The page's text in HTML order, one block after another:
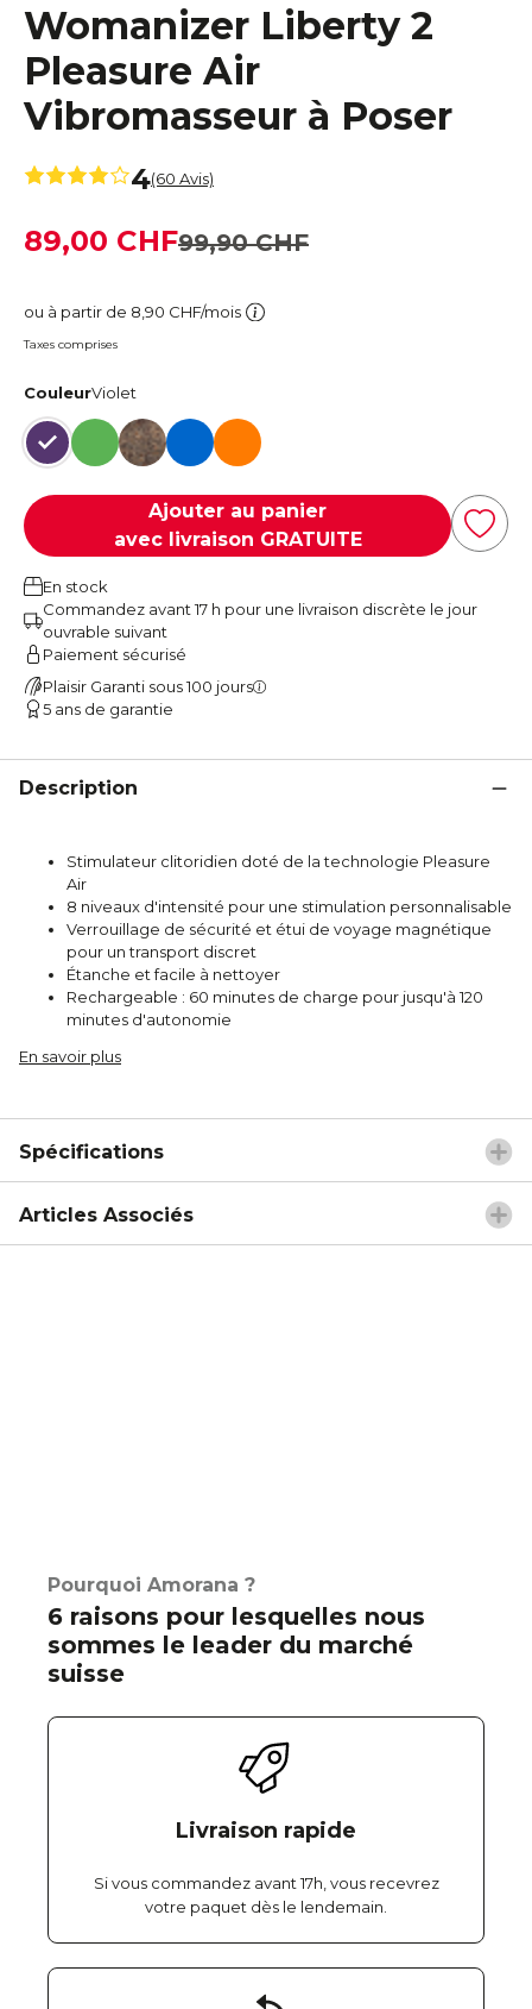
Womanizer Liberty 2
Pleasure Air
Vibromasseur à Poser
4(60 Avis)
99,90 CHF
89,00 CHF
ou à partir de 8,90 CHF/mois
Taxes comprises
CouleurViolet
Violet Imprimé animal Orange
Ajouter au panier
avec livraison GRATUITE
En stock
Commandez avant 17 h pour une livraison discrète le jour
ouvrable suivant
Paiement sécurisé
Plaisir Garanti sous 100 jours
5 ans de garantie
Description
Stimulateur clitoridien doté de la technologie Pleasure
Air
8 niveaux d'intensité pour une stimulation personnalisable
Verrouillage de sécurité et étui de voyage magnétique
pour un transport discret
Étanche et facile à nettoyer
Rechargeable : 60 minutes de charge pour jusqu'à 120
minutes d'autonomie
En savoir plus
Spécifications
Articles Associés
Pourquoi Amorana ?
6 raisons pour lesquelles nous
sommes le leader du marché
suisse
Livraison rapide
Si vous commandez avant 17h, vous recevrez
votre paquet dès le lendemain.